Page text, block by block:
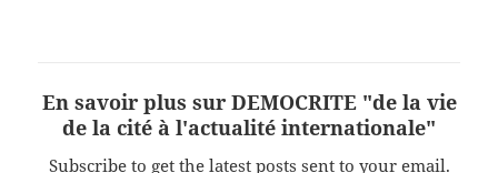
En savoir plus sur DEMOCRITE "de la vie
de la cité à l'actualité internationale"
Subscribe to get the latest posts sent to your email.